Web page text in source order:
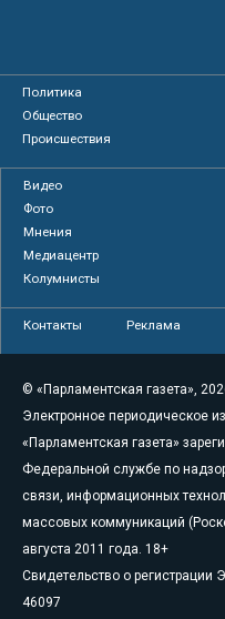
Политика
Общество
Происшествия
Видео
Фото
Мнения
Медиацентр
Колумнисты
Контакты Реклама
© «Парламентская газета»,
Электронное периодическое
«Парламентская газета»
Федеральной службе по
связи, информационных
массовых коммуникаций
августа 2011 года. 18+
Свидетельство о
46097